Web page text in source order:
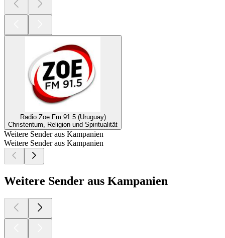
Radio Zoe Fm 91.5 (Uruguay)
Christentum, Religion und Spiritualität
Weitere Sender aus Kampanien
Weitere Sender aus Kampanien
Weitere Sender aus Kampanien